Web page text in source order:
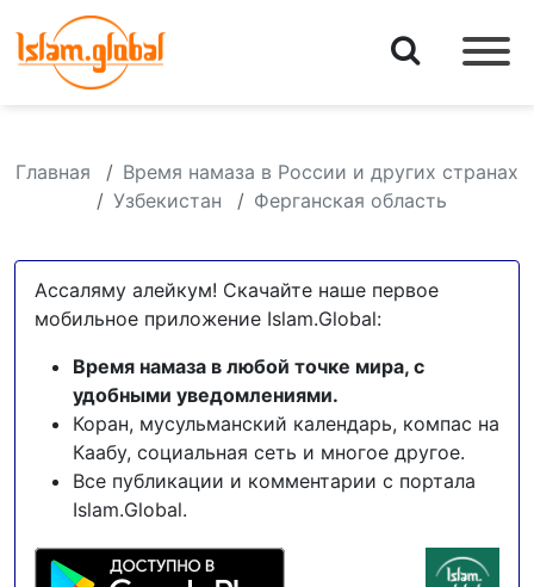
Главная
Время намаза в России и других странах
Узбекистан
Ферганская область
Ассаляму алейкум! Скачайте наше первое
мобильное приложение Islam.Global:
Время намаза в любой точке мира, с
удобными уведомлениями.
Коран, мусульманский календарь, компас на
Каабу, социальная сеть и многое другое.
Все публикации и комментарии с портала
Islam.Global.